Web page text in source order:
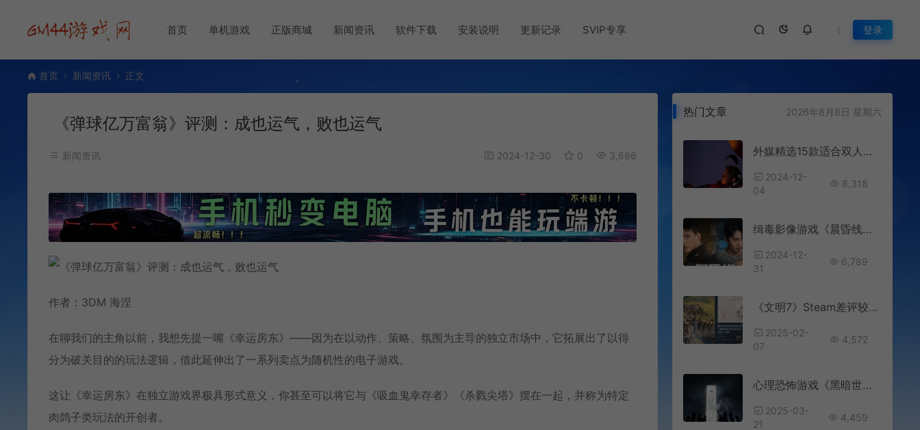
首页 单机游戏 正版商城 新闻资讯 软件下载 安装说明 更新记录 SVIP专享 登录
首页 新闻资讯 正文
《弹球亿万富翁》评测：成也运气，败也运气
新闻资讯 2024-12-30 0 3,686
作者：3DM 海涅
在聊我们的主角以前，我想先提一嘴《幸运房东》——因为在以动作、策略、氛围为主导的独立市场中，它拓展出了以得
分为破关目的的玩法逻辑，借此延伸出了一系列卖点为随机性的电子游戏。
这让《幸运房东》在独立游戏界极具形式意义，你甚至可以将它与《吸血鬼幸存者》《杀戮尖塔》摆在一起，并称为特定
肉鸽子类玩法的开创者。
热门文章 2026年8月8日 星期六
外媒精选15款适合双人游玩作品
2024-12-
04
8,318
缉毒影像游戏《晨昏线》1月10日发售
2024-12-
31
6,789
《文明7》Steam差评较多 官方确认将重点改进UI
2025-02-
07
4,572
心理恐怖游戏《黑暗世界：因与果》发布新预告
2025-03-
21
4,459